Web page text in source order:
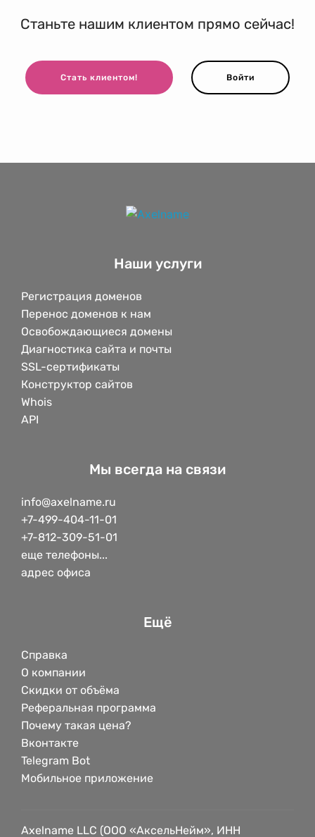
Станьте нашим клиентом прямо сейчас!
Стать клиентом! Войти
Наши услуги
Регистрация доменов
Перенос доменов к нам
Освобождающиеся домены
Диагностика сайта и почты
SSL-сертификаты
Конструктор сайтов
Whois
API
Мы всегда на связи
info@axelname.ru
+7-499-404-11-01
+7-812-309-51-01
еще телефоны...
адрес офиса
Ещё
Справка
О компании
Скидки от объёма
Реферальная программа
Почему такая цена?
Вконтакте
Telegram Bot
Мобильное приложение
Axelname LLC (ООО «АксельНейм», ИНН